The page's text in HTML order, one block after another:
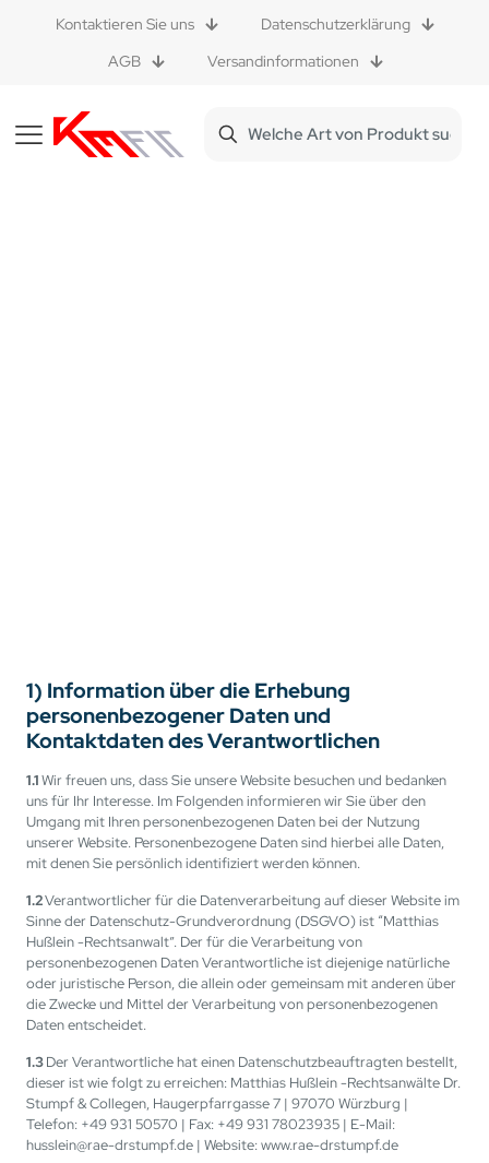
Kontaktieren Sie uns
Datenschutzerklärung
AGB
Versandinformationen
1) Information über die Erhebung
personenbezogener Daten und
Kontaktdaten des Verantwortlichen
1.1Wir freuen uns, dass Sie unsere Website besuchen und bedanken
uns für Ihr Interesse. Im Folgenden informieren wir Sie über den
Umgang mit Ihren personenbezogenen Daten bei der Nutzung
unserer Website. Personenbezogene Daten sind hierbei alle Daten,
mit denen Sie persönlich identifiziert werden können.
1.2Verantwortlicher für die Datenverarbeitung auf dieser Website im
Sinne der Datenschutz-Grundverordnung (DSGVO) ist “Matthias
Hußlein -Rechtsanwalt”. Der für die Verarbeitung von
personenbezogenen Daten Verantwortliche ist diejenige natürliche
oder juristische Person, die allein oder gemeinsam mit anderen über
die Zwecke und Mittel der Verarbeitung von personenbezogenen
Daten entscheidet.
1.3Der Verantwortliche hat einen Datenschutzbeauftragten bestellt,
dieser ist wie folgt zu erreichen: Matthias Hußlein -Rechtsanwälte Dr.
Stumpf & Collegen, Haugerpfarrgasse 7 | 97070 Würzburg |
Telefon: +49 931 50570 | Fax: +49 931 78023935 | E-Mail:
husslein@rae-drstumpf.de | Website: www.rae-drstumpf.de